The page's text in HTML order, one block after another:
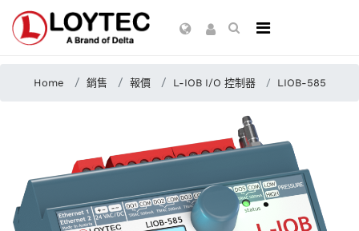
Home 銷售 報價 L-IOB I/O 控制器 LIOB-585